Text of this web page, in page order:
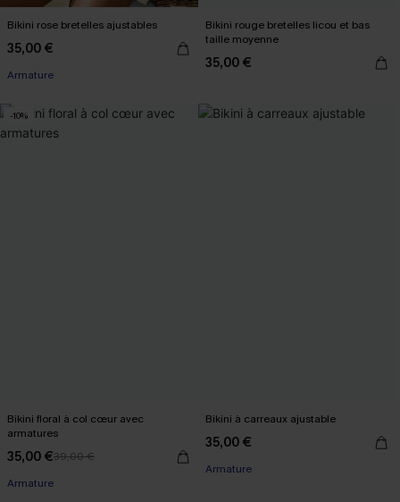
Bikini rose bretelles ajustables
35,00 €
Armature
Bikini rouge bretelles licou et bas
taille moyenne
35,00 €
-10%
Bikini floral à col cœur avec
armatures
35,00 €39,00 €
Armature
Bikini à carreaux ajustable
35,00 €
Armature